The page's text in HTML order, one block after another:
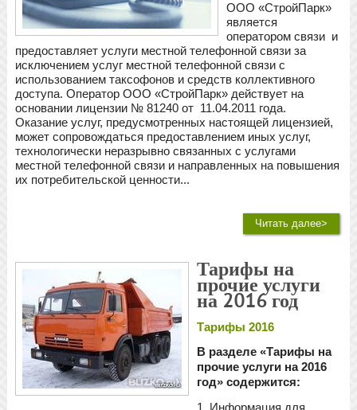
ООО «СтройПарк»
является
оператором связи и
предоставляет услуги местной телефонной связи за
исключением услуг местной телефонной связи с
использованием таксофонов и средств коллективного
доступа. Оператор ООО «СтройПарк» действует на
основании лицензии № 81240 от 11.04.2011 года.
Оказание услуг, предусмотренных настоящей лицензией,
может сопровождаться предоставлением иных услуг,
технологически неразрывно связанных с услугами
местной телефонной связи и направленных на повышения
их потребительской ценности...
Читать далее>
Тарифы на
прочие услуги
на 2016 год
Тарифы 2016
В разделе «Тарифы на
прочие услуги на 2016
год» содержится: